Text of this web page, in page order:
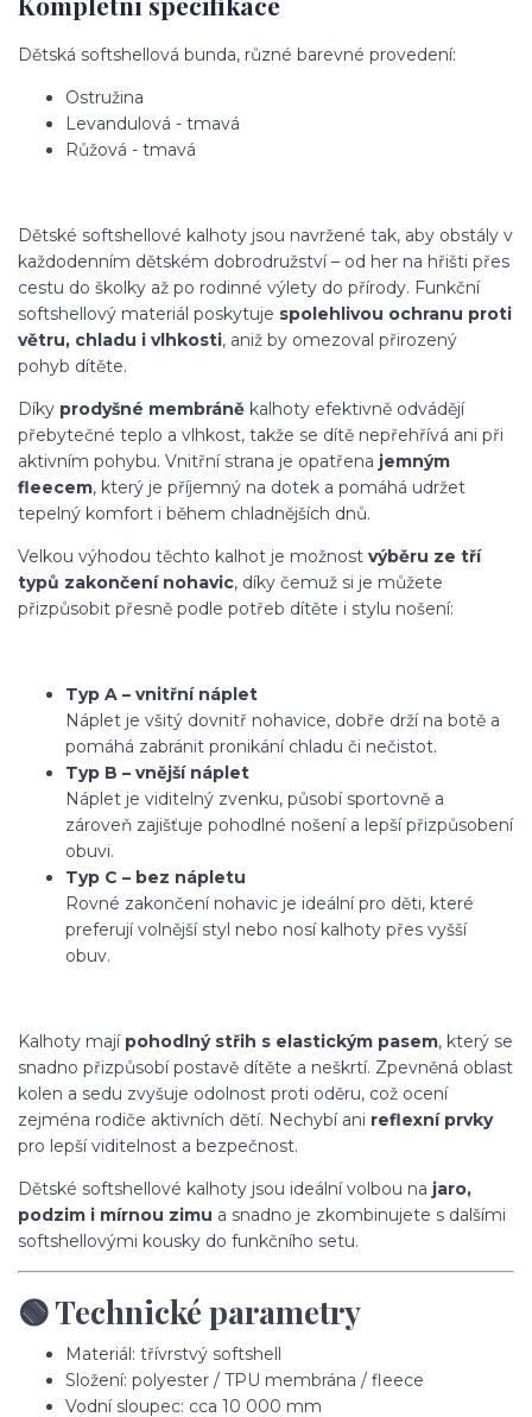
Dětská softshellová bunda, různé barevné provedení:
Ostružina
Levandulová - tmavá
Růžová - tmavá
Dětské softshellové kalhoty jsou navržené tak, aby obstály v
každodenním dětském dobrodružství – od her na hřišti přes
cestu do školky až po rodinné výlety do přírody. Funkční
softshellový materiál poskytuje spolehlivou ochranu proti
větru, chladu i vlhkosti, aniž by omezoval přirozený
pohyb dítěte.
Díky prodyšné membráně kalhoty efektivně odvádějí
přebytečné teplo a vlhkost, takže se dítě nepřehřívá ani při
aktivním pohybu. Vnitřní strana je opatřena jemným
fleecem, který je příjemný na dotek a pomáhá udržet
tepelný komfort i během chladnějších dnů.
Velkou výhodou těchto kalhot je možnost výběru ze tří
typů zakončení nohavic, díky čemuž si je můžete
přizpůsobit přesně podle potřeb dítěte i stylu nošení:
Typ A – vnitřní náplet
Náplet je všitý dovnitř nohavice, dobře drží na botě a
pomáhá zabránit pronikání chladu či nečistot.
Typ B – vnější náplet
Náplet je viditelný zvenku, působí sportovně a
zároveň zajišťuje pohodlné nošení a lepší přizpůsobení
obuvi.
Typ C – bez nápletu
Rovné zakončení nohavic je ideální pro děti, které
preferují volnější styl nebo nosí kalhoty přes vyšší
obuv.
Kalhoty mají pohodlný střih s elastickým pasem, který se
snadno přizpůsobí postavě dítěte a neškrtí. Zpevněná oblast
kolen a sedu zvyšuje odolnost proti oděru, což ocení
zejména rodiče aktivních dětí. Nechybí ani reflexní prvky
pro lepší viditelnost a bezpečnost.
Dětské softshellové kalhoty jsou ideální volbou na jaro,
podzim i mírnou zimu a snadno je zkombinujete s dalšími
softshellovými kousky do funkčního setu.
🟢 Technické parametry
Materiál: třívrstvý softshell
Složení: polyester / TPU membrána / fleece
Vodní sloupec: cca 10 000 mm